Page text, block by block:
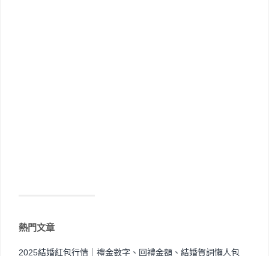
熱門文章
2025結婚紅包行情｜禮金數字、回禮金額、結婚賀詞懶人包